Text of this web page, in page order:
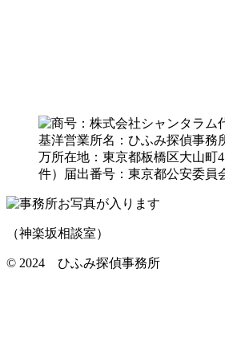
（神楽坂相談室）
©️ 2024 ひふみ探偵事務所